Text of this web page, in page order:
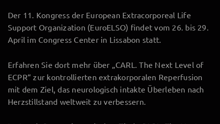
Der 11. Kongress der European Extracorporeal Life
Support Organization (EuroELSO) findet vom 26. bis 29.
April im Congress Center in Lissabon statt.
Erfahren Sie dort mehr über „CARL. The Next Level of
ECPR“ zur kontrollierten extrakorporalen Reperfusion
mit dem Ziel, das neurologisch intakte Überleben nach
Herzstillstand weltweit zu verbessern.